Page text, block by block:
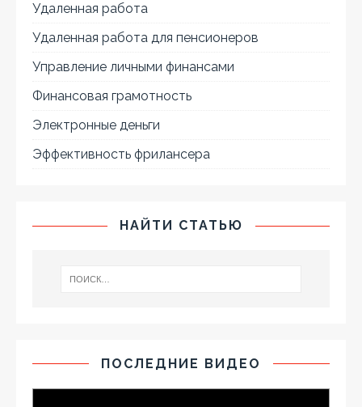
Удаленная работа
Удаленная работа для пенсионеров
Управление личными финансами
Финансовая грамотность
Электронные деньги
Эффективность фрилансера
НАЙТИ СТАТЬЮ
ПОСЛЕДНИЕ ВИДЕО